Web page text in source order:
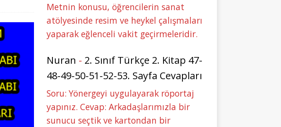
Metnin konusu, öğrencilerin sanat
atölyesinde resim ve heykel çalışmaları
yaparak eğlenceli vakit geçirmeleridir.
Nuran - 2. Sınıf Türkçe 2. Kitap 47-
48-49-50-51-52-53. Sayfa Cevapları
Soru: Yönergeyi uygulayarak röportaj
yapınız. Cevap: Arkadaşlarımızla bir
sunucu seçtik ve kartondan bir